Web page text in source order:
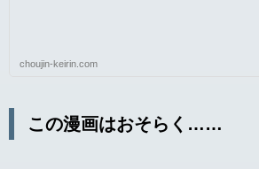
choujin-keirin.com
この漫画はおそらく……